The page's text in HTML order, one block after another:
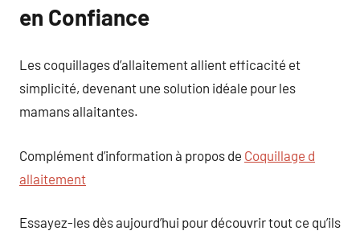
en Confiance
Les coquillages d’allaitement allient efficacité et
simplicité, devenant une solution idéale pour les
mamans allaitantes.
Complément d’information à propos de Coquillage d
allaitement
Essayez-les dès aujourd’hui pour découvrir tout ce qu’ils